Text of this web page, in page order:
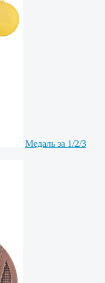
Медаль за 1/2/3